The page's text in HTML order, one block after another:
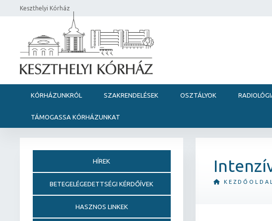
Keszthelyi Kórház
KÓRHÁZUNKRÓL SZAKRENDELÉSEK OSZTÁLYOK
TÁMOGASSA KÓRHÁZUNKAT
KEZDŐOLDAL
HÍREK
BETEGELÉGEDETTSÉGI KÉRDŐÍVEK
HASZNOS LINKEK